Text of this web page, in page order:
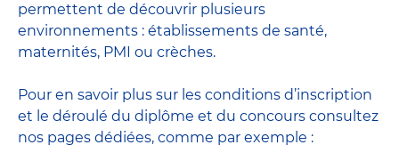
permettent de découvrir plusieurs
environnements : établissements de santé,
maternités, PMI ou crèches.
Pour en savoir plus sur les conditions d’inscription
et le déroulé du diplôme et du concours consultez
nos pages dédiées, comme par exemple :